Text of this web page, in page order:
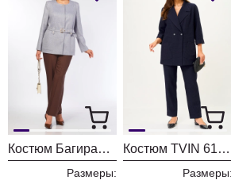
Костюм БагираАнТа 1129 голубой + шоколад
Размеры:
Костюм TVIN 6103 синий + клетка
Размеры: